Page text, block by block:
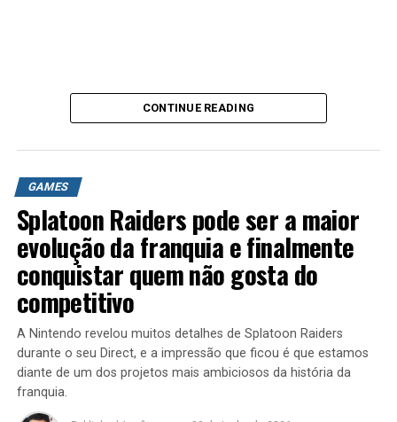
O primeiro grande impacto está no preço. No Brasil, o
na versão Ultimate. Apesar de já existirem outros jogos
nessa faixa de preço, GTA 6 tem um peso
completamente diferente. O sucesso gigantesco do jogo
pode fazer com que esse valor passe a ser visto como
normal por toda a indústria, incentivando outras
empresas a seguirem exatamente o mesmo caminho.
Outro ponto preocupante é a quantidade de conteúdo
preso às edições mais caras. Personalizações, roupas,
veículos e outros extras ficam restritos à versão
Ultimate, criando uma divisão entre quem compra a
CONTINUE READING
GAMES
Splatoon Raiders pode ser a maior
evolução da franquia e finalmente
conquistar quem não gosta do
competitivo
A Nintendo revelou muitos detalhes de Splatoon Raiders
durante o seu Direct, e a impressão que ficou é que estamos
diante de um dos projetos mais ambiciosos da história da
franquia.